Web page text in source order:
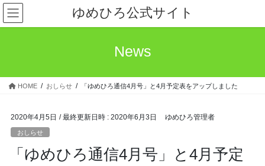
コ
ン
テ
ス
ナ
ビ
ゲ
ン
ゆめひろ公式サイト
News
HOME おしらせ 「ゆめひろ通信4月号」と4月予定表をアップしました
2020年4月5日 / 最終更新日時 : 2020年6月3日 ゆめひろ管理者
おしらせ
「ゆめひろ通信4月号」と4月予定